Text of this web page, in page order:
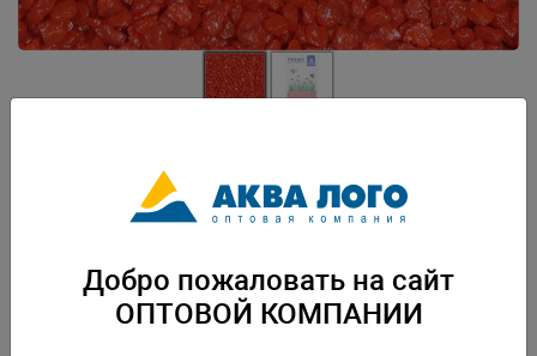
Грунт природный натуральный , окрашенный. Нейтральный. Безопасен
для водных и наземных живых организмов. Готов к применению. Вес:
Скачать каталогДобро пожаловать на сайт
ОПТОВОЙ КОМПАНИИ